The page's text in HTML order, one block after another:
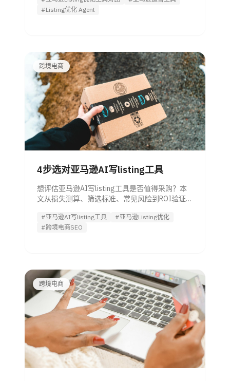
#Listing优化 Agent
跨境电商
4步选对亚马逊AI写listing工具
想评估亚马逊AI写listing工具是否值得采购？本
文从损失测算、筛选标准、常见风险到ROI验证4
该试用Listing优化 Agent。
#亚马逊AI写listing工具
#亚马逊Listing优化
#跨境电商SEO
跨境电商